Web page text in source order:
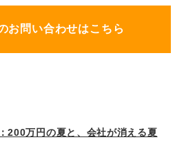
お問い合わせはこちら
200万円の夏と、会社が消える夏